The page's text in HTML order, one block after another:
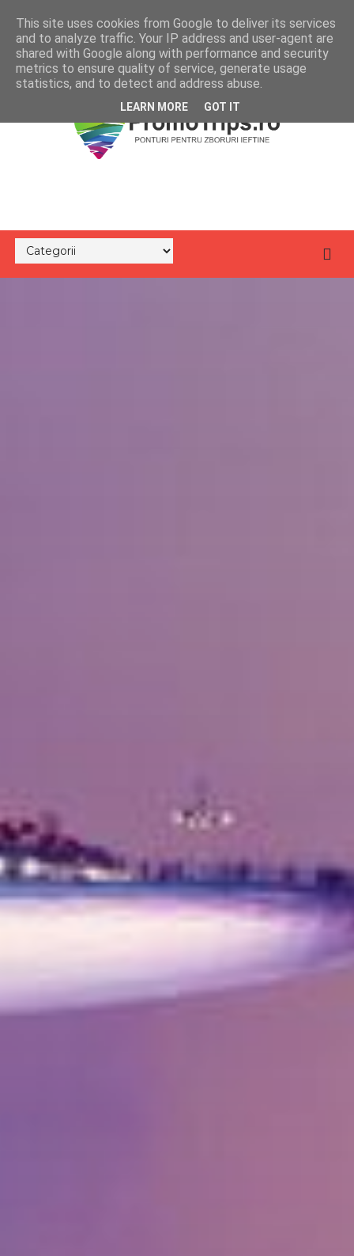
This site uses cookies from Google to deliver its services
and to analyze traffic. Your IP address and user-agent are
shared with Google along with performance and security
metrics to ensure quality of service, generate usage
statistics, and to detect and address abuse.
LEARN MORE GOT IT